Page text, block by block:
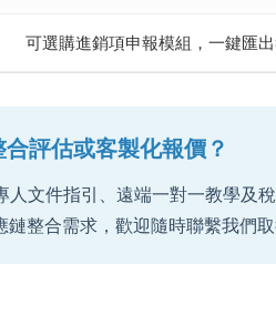
可選購進銷項申報模組，一鍵匯
評估或客製化報價？
人文件指引、遠端一對一教學及
鏈整合需求，歡迎隨時聯繫我們